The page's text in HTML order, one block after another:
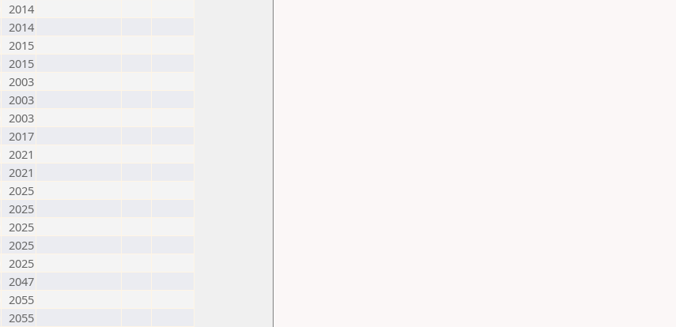
2014
2014
2015
2015
2003
2003
2003
2017
2021
2021
2025
2025
2025
2025
2025
2047
2055
2055